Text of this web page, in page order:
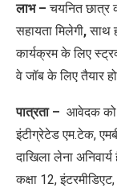
लाभ – चयनित छात्र
सहायता मिलेगी,साथ
कार्यक्रम के लिए
वे जॉब के लिए तैयार
पात्रता – आवेदक को
इंटीग्रेटेड एम.टेक,
दाखिला लेना
कक्षा 12,